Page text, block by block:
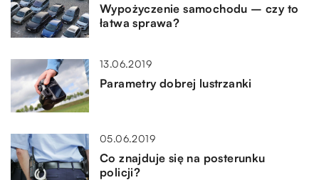
Wypożyczenie samochodu – czy to
łatwa sprawa?
13.06.2019
Parametry dobrej lustrzanki
05.06.2019
Co znajduje się na posterunku
policji?